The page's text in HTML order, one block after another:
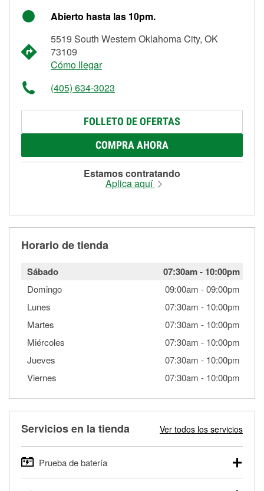
Abierto hasta las 10pm.
5519 South Western Oklahoma City, OK
73109
Cómo llegar
(405) 634-3023
FOLLETO DE OFERTAS
COMPRA AHORA
Estamos contratando
Aplica aquí
Horario de tienda
Sábado 07:30am- 10:00pm
Domingo 09:00am -09:00pm
Lunes
07:30am - 10:00pm
Martes
07:30am - 10:00pm
Miércoles
07:30am - 10:00pm
Jueves
07:30am - 10:00pm
Viernes
07:30am - 10:00pm
Servicios en la tienda Ver todos los servicios
Prueba de batería